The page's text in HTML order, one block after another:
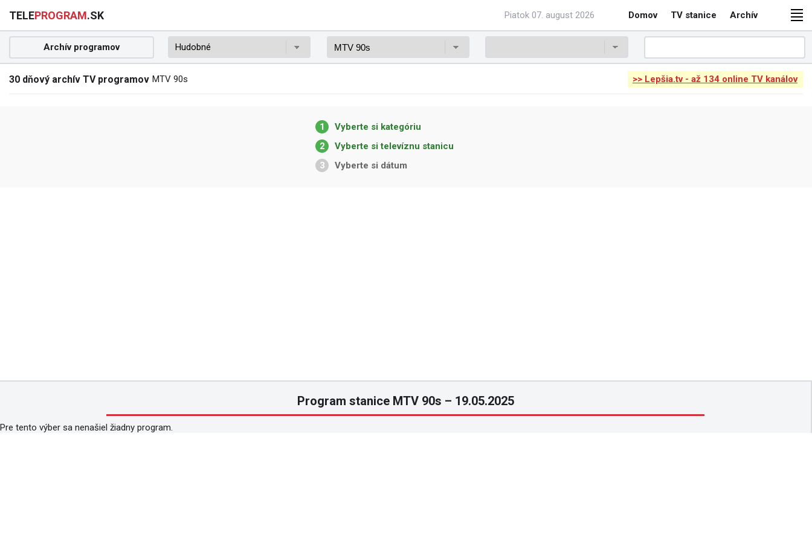
TELEPROGRAM.SK Piatok 07. august 2026 Domov TV stanice Archív
Archív programov
30 dňový archív TV programov MTV 90s >> Lepšia.tv - až 134 online TV kanálov
1
Vyberte si kategóriu
2
Vyberte si televíznu stanicu
3
Vyberte si dátum
Program stanice MTV 90s – 19.05.2025
Pre tento výber sa nenašiel žiadny program.